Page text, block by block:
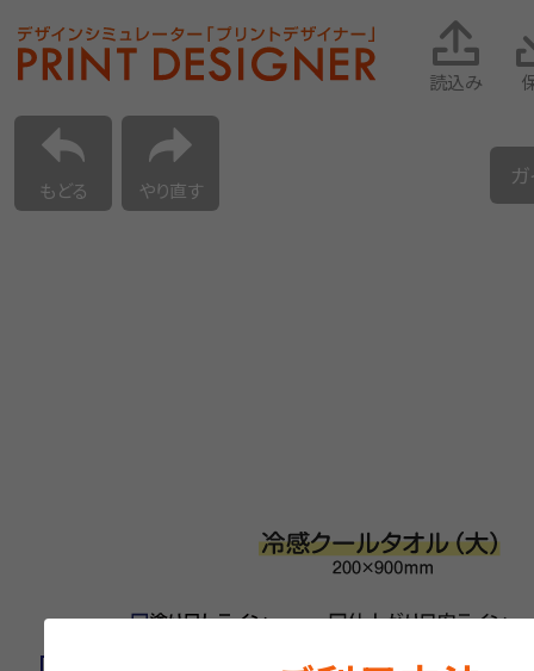
読込み
もどる やり直す